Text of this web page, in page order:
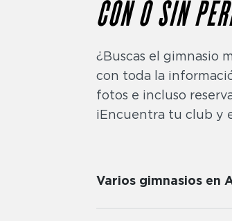
CON O SIN
¿Buscas el gimnasio
con toda la
fotos e incluso
¡Encuentra tu club y
Varios gimnasios en